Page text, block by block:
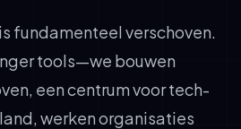
fundamenteel verschoven.
tools—we bouwen
een centrum voor tech-
werken organisaties